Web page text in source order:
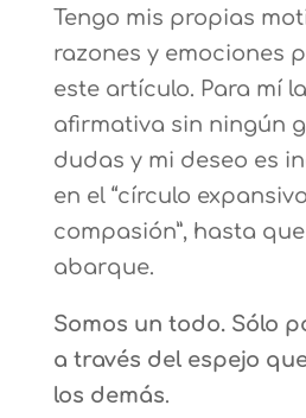
Tengo mis propias
razones y emociones
este artículo. Para mí
afirmativa sin ningún
dudas y mi deseo es
en el “círculo
compasión”, hasta
abarque.
Somos un todo. Sólo
a través del espejo
los demás.